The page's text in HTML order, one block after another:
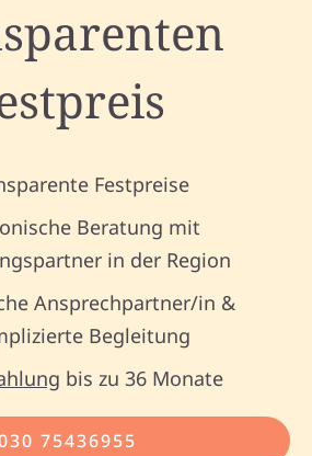
Festpreise
Beratung mit
in der Region
Ansprechpartner/in &
Begleitung
bis zu 36 Monate
75436955